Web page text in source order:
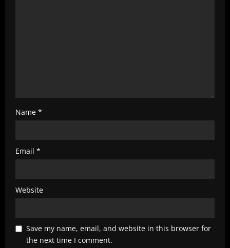
Name *
Email *
Website
Save my name, email, and website in this browser for
the next time I comment.